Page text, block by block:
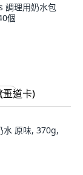
調理用奶水包
個
卡)
水 原味, 370g,